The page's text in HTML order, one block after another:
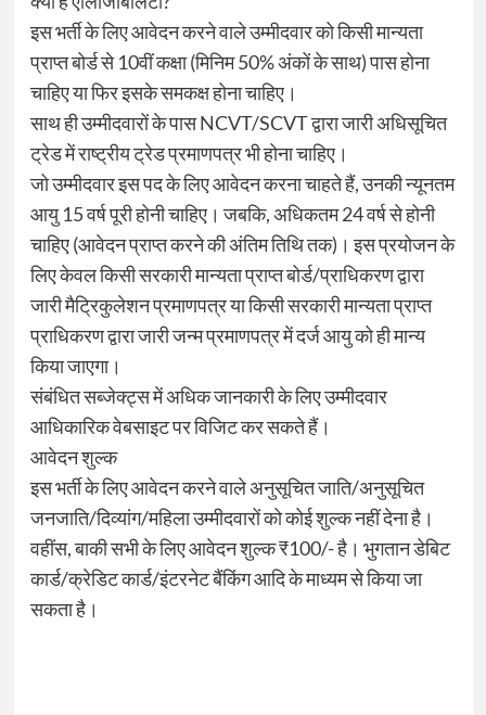
इस भर्ती के लिए आवेदन करने वाले उम्मीदवार को किसी मान्यता
प्राप्त बोर्ड से 10वीं कक्षा (मिनिम 50% अंकों के साथ) पास होना
चाहिए या फिर इसके समकक्ष होना चाहिए।
साथ ही उम्मीदवारों के पास NCVT/SCVT द्वारा जारी अधिसूचित
ट्रेड में राष्ट्रीय ट्रेड प्रमाणपत्र भी होना चाहिए।
जो उम्मीदवार इस पद के लिए आवेदन करना चाहते हैं, उनकी न्यूनतम
आयु 15 वर्ष पूरी होनी चाहिए। जबकि, अधिकतम 24 वर्ष से होनी
चाहिए (आवेदन प्राप्त करने की अंतिम तिथि तक)। इस प्रयोजन के
लिए केवल किसी सरकारी मान्यता प्राप्त बोर्ड/प्राधिकरण द्वारा
जारी मैट्रिकुलेशन प्रमाणपत्र या किसी सरकारी मान्यता प्राप्त
प्राधिकरण द्वारा जारी जन्म प्रमाणपत्र में दर्ज आयु को ही मान्य
किया जाएगा।
संबंधित सब्जेक्ट्स में अधिक जानकारी के लिए उम्मीदवार
आधिकारिक वेबसाइट पर विजिट कर सकते हैं।
आवेदन शुल्क
इस भर्ती के लिए आवेदन करने वाले अनुसूचित जाति/अनुसूचित
जनजाति/दिव्यांग/महिला उम्मीदवारों को कोई शुल्क नहीं देना है।
वहींस, बाकी सभी के लिए आवेदन शुल्क ₹100/- है। भुगतान डेबिट
कार्ड/क्रेडिट कार्ड/इंटरनेट बैंकिंग आदि के माध्यम से किया जा
सकता है।